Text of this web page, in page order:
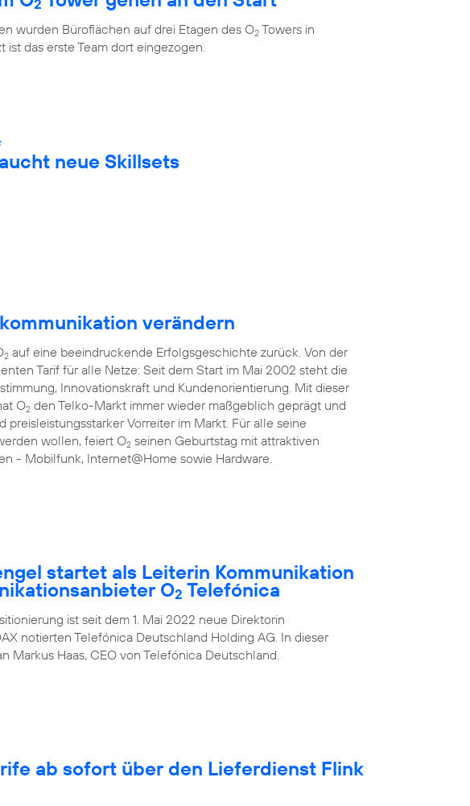
2
wurden Büroflächen auf drei Etagen des O2 Towers in
das erste Team dort eingezogen.
neue Skillsets
verändern
2 auf eine beeindruckende Erfolgsgeschichte zurück. Von der
Tarif für alle Netze: Seit dem Start im Mai 2002 steht die
Innovationskraft und Kundenorientierung. Mit dieser
O2 den Telko-Markt immer wieder maßgeblich geprägt und
preisleistungsstarker Vorreiter im Markt. Für alle seine
wollen, feiert O2 seinen Geburtstag mit attraktiven
- Mobilfunk, Internet@Home sowie Hardware.
startet als Leiterin Kommunikation
O2 Telefónica
ist seit dem 1. Mai 2022 neue Direktorin
notierten Telefónica Deutschland Holding AG. In dieser
Markus Haas, CEO von Telefónica Deutschland.
ab sofort über den Lieferdienst Flink